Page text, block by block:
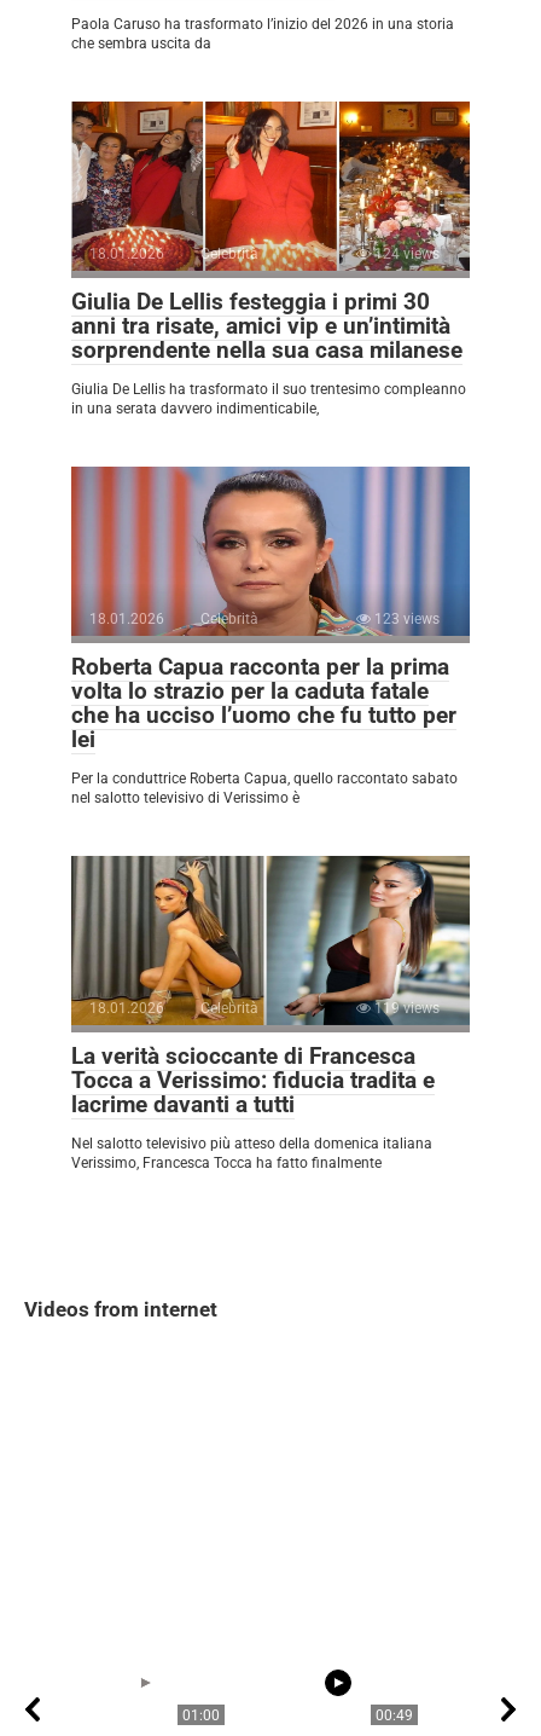
Paola Caruso ha trasformato l’inizio del 2026 in una storia
che sembra uscita da
18.01.2026 Celebrità 124 views
Giulia De Lellis festeggia i primi 30
anni tra risate, amici vip e un’intimità
sorprendente nella sua casa milanese
Giulia De Lellis ha trasformato il suo trentesimo compleanno
in una serata davvero indimenticabile,
18.01.2026 Celebrità 123 views
Roberta Capua racconta per la prima
volta lo strazio per la caduta fatale
che ha ucciso l’uomo che fu tutto per
lei
Per la conduttrice Roberta Capua, quello raccontato sabato
nel salotto televisivo di Verissimo è
18.01.2026 Celebrità 119 views
La verità scioccante di Francesca
Tocca a Verissimo: fiducia tradita e
lacrime davanti a tutti
Nel salotto televisivo più atteso della domenica italiana
Verissimo, Francesca Tocca ha fatto finalmente
Videos from internet
01:00 00:49